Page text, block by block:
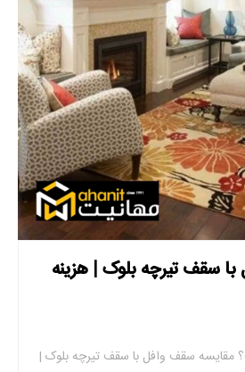
سقف تیرچه بلوک | هزینه
سقف وافل با سقف تیرچه بلوک |